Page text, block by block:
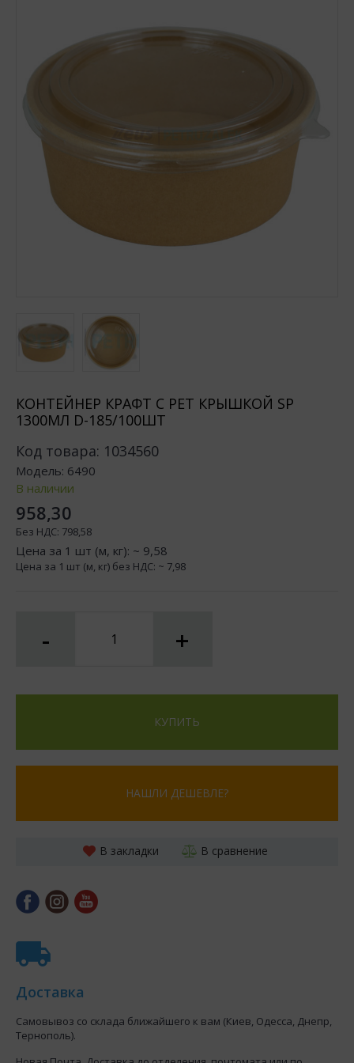
КОНТЕЙНЕР КРАФТ С РЕТ КРЫШКОЙ SP
1300МЛ D-185/100ШТ
Код товара: 1034560
Модель: 6490
В наличии
958,30
Без НДС: 798,58
Цена за 1 шт (м, кг): ~ 9,58
Цена за 1 шт (м, кг) без НДС: ~ 7,98
- +
КУПИТЬ
НАШЛИ ДЕШЕВЛЕ?
В закладки В сравнение
Доставка
Самовывоз со склада ближайшего к вам (Киев, Одесса, Днепр,
Тернополь).